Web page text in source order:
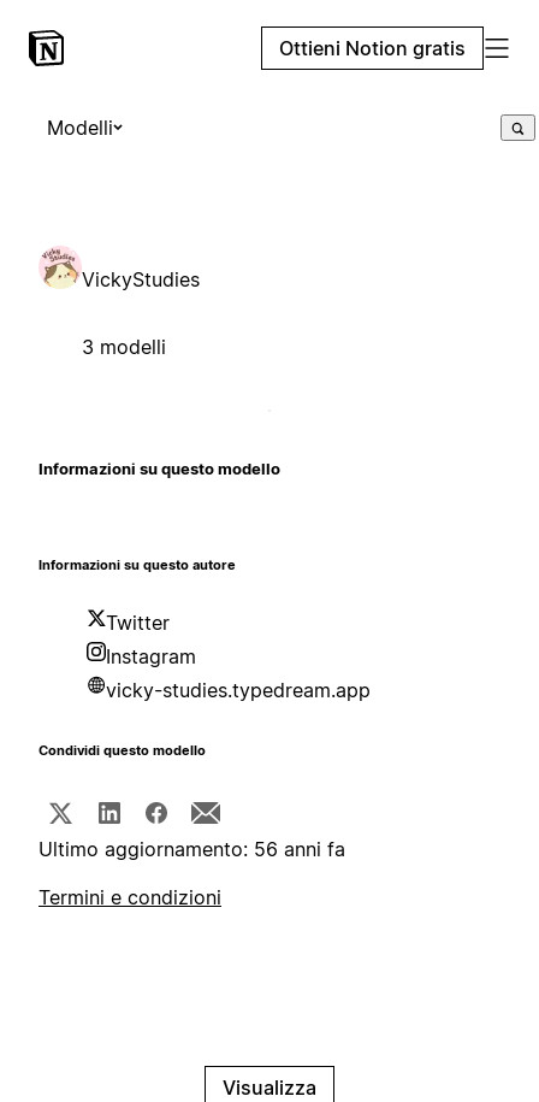
Ottieni Notion gratis
Modelli
VickyStudies
3 modelli
Informazioni su questo modello
Informazioni su questo autore
Twitter
Instagram
vicky-studies.typedream.app
Condividi questo modello
Ultimo aggiornamento: 56 anni fa
Termini e condizioni
Visualizza